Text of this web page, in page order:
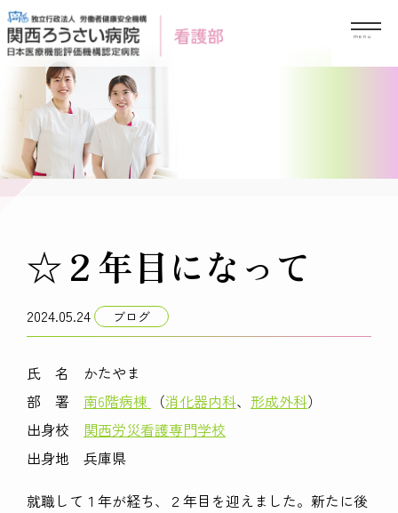
Skip
to
content
☆２年目になって
2024.05.24 ブログ
氏 名 かたやま
部 署 南6階病棟 （消化器内科、 形成外科）
出身校 関西労災看護専門学校
出身地 兵庫県
就職して１年が経ち、２年目を迎えました。新たに後